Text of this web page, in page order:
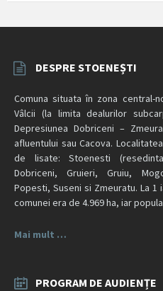
DESPRE STOENEȘTI
Comuna situata în zona central-
Vâlcii (la limita dealurilor
Depresiunea Dobriceni –
afluentului sau Cacova.
de lisate: Stoenesti
Dobriceni, Gruieri, Gruiu,
Popesti, Suseni si Zmeuratu. La
comunei era de 4.969 ha, iar
Mai mult …
PROGRAM DE AUDIENȚE